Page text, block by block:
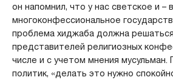
он напомнил, что у нас светское и –
многоконфессиональное
проблема хиджаба должна
представителей религиозных
числе и с учетом мнения мусульман.
политик, «делать это нужно